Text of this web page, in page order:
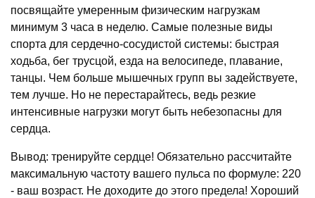
посвящайте умеренным физическим нагрузкам
минимум 3 часа в неделю. Самые полезные виды
спорта для сердечно-сосудистой системы: быстрая
ходьба, бег трусцой, езда на велосипеде, плавание,
танцы. Чем больше мышечных групп вы задействуете,
тем лучше. Но не перестарайтесь, ведь резкие
интенсивные нагрузки могут быть небезопасны для
сердца.
Вывод: тренируйте сердце! Обязательно рассчитайте
максимальную частоту вашего пульса по формуле: 220
- ваш возраст. Не доходите до этого предела! Хороший